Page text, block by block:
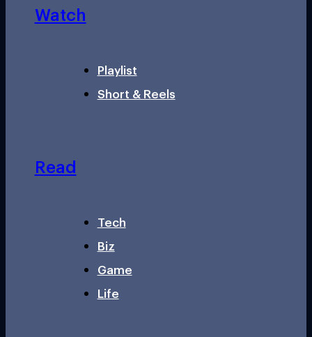
Watch
Playlist
Short & Reels
Read
Tech
Biz
Game
Life